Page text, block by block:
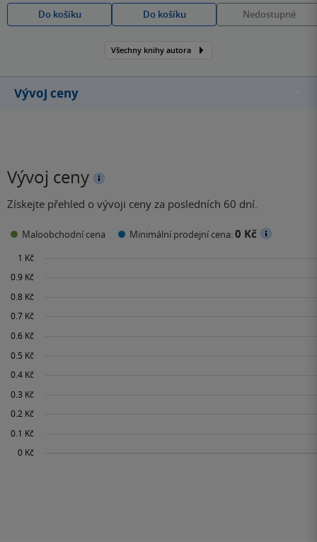
Do košíku
Do košíku Nedostupné
Všechny knihy autora
Vývoj ceny
Vývoj ceny
Získejte přehled o vývoji ceny za posledních 60 dní.
Maloobchodní cena Minimální prodejní cena:0 Kč